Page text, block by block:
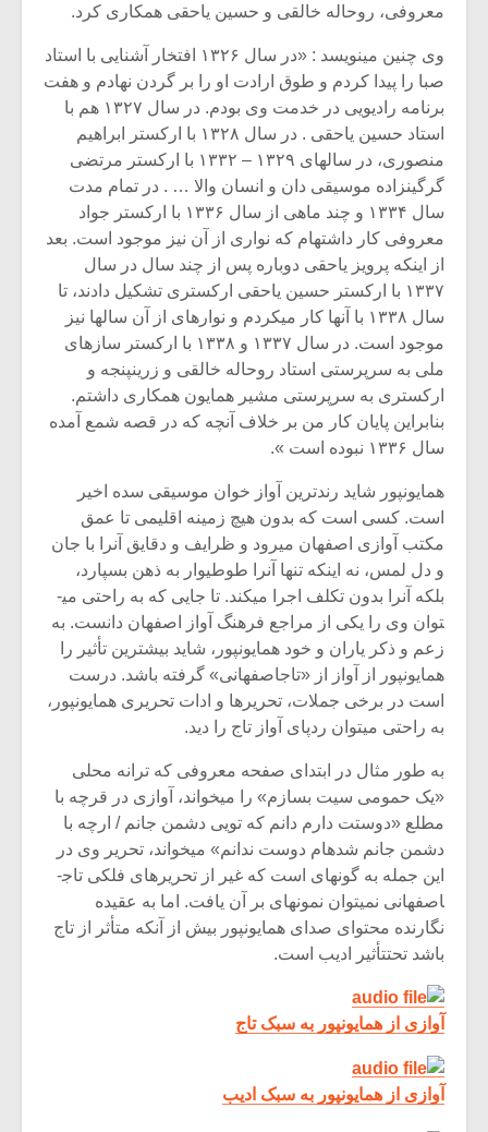
معروفی، روح­اله خالقی و حسین یاحقی همکاری کرد.
وی چنین می­نویسد : «در سال ۱۳۲۶ افتخار آشنایی با استاد
صبا را پیدا کردم و طوق ارادت او را بر گردن نهادم و هفت
برنامه رادیویی در خدمت وی بودم. در سال ۱۳۲۷ هم با
استاد حسین یاحقی . در سال ۱۳۲۸ با ارکستر ابراهیم
منصوری، در سال­های ۱۳۲۹ – ۱۳۳۲ با ارکستر مرتضی
گرگین­زاده موسیقی دان و انسان والا … . در تمام مدت
سال ۱۳۳۴ و چند ماهی از سال ۱۳۳۶ با ارکستر جواد
معروفی کار داشته­ام که نواری از آن نیز موجود است. بعد
از این­که پرویز یاحقی دوباره پس از چند سال در سال
۱۳۳۷ با ارکستر حسین یاحقی ارکستری تشکیل دادند، تا
سال ۱۳۳۸ با آن­ها کار می­کردم و نوارهای از آن سال­ها نیز
موجود است. در سال ۱۳۳۷ و ۱۳۳۸ با ارکستر سازهای
ملی به سرپرستی استاد روح­اله خالقی و زرین­پنجه و
ارکستری به سرپرستی مشیر همایون همکاری داشتم.
بنابراین پایان کار من بر خلاف آن­چه که در قصه شمع آمده
سال ۱۳۳۶ نبوده است ».
همایون­پور شاید رندترین آواز خوان موسیقی سده اخیر
است. کسی است که بدون هیچ زمینه اقلیمی تا عمق
مکتب آوازی اصفهان می­رود و ظرایف و دقایق آن­را با جان
و دل لمس، نه این­که تنها آن­را طوطی­وار به ذهن بسپارد،
بلکه آن­را بدون تکلف اجرا می­کند. تا جایی که به راحتی می­
توان وی را یکی از مراجع فرهنگ آواز اصفهان دانست. به
زعم و ذکر یاران و خود همایون­پور، شاید بیشترین تأثیر را
همایون­پور از آواز از «تاج­اصفهانی» گرفته باشد. درست
است در برخی جملات، تحریرها و ادات تحریری همایون­پور،
به راحتی می­توان ردپای آواز تاج را دید.
به طور مثال در ابتدای صفحه معروفی که ترانه محلی
«یک حمومی سیت بسازم» را می­خواند، آوازی در قرچه با
مطلع «دوستت دارم دانم که تویی دشمن جانم / ارچه با
دشمن جانم شده­ام دوست ندانم» می­خواند، تحریر وی در
این جمله به گونه­ای است که غیر از تحریرهای فلکی تاج­
اصفهانی نمی­توان نمونه­ای بر آن یافت. اما به عقیده
نگارنده محتوای صدای همایون­پور بیش از آن­که متأثر از تاج
باشد تحت­تأثیر ادیب است.
آوازی از همایون­پور به سبک تاج
آوازی از همایون­پور به سبک ادیب